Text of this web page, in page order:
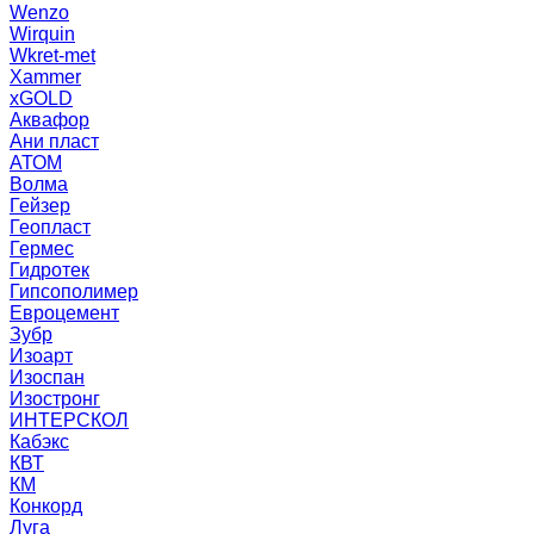
Wenzo
Wirquin
Wkret-met
Xammer
xGOLD
Аквафор
Ани пласт
АТОМ
Волма
Гейзер
Геопласт
Гермес
Гидротек
Гипсополимер
Евроцемент
Зубр
Изоарт
Изоспан
Изостронг
ИНТЕРСКОЛ
Кабэкс
КВТ
КМ
Конкорд
Луга